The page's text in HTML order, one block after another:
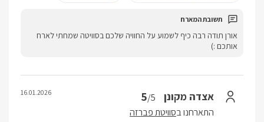
אורן תודה רבה כיף לשמוע על החוויה שלכם בסוויטה שמחתי לארח
אותכם :)
אצדה מקונן 5/5
התארחנו בסוויטת פברזה
16.01.2026